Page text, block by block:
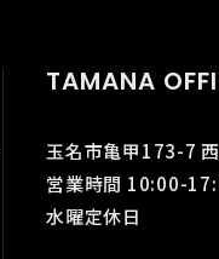
TAMANA
玉名市亀甲173-7
営業時間 10:00-
水曜定休日